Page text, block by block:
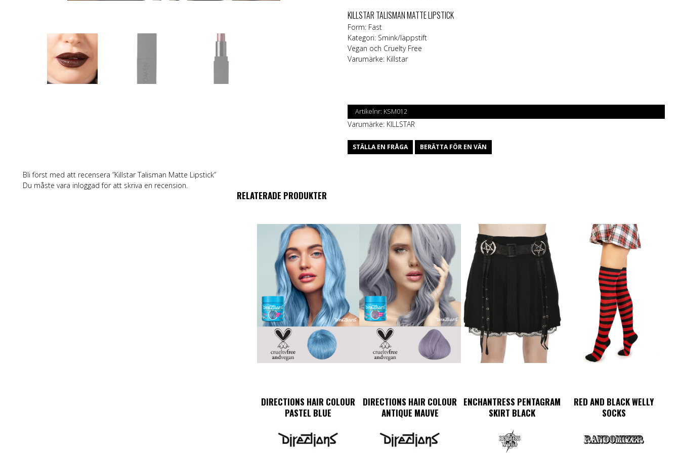
KILLSTAR TALISMAN MATTE LIPSTICK
Form: Fast
Kategori: Smink/läppstift
Vegan och Cruelty Free
Varumärke: Killstar
Artikelnr: KSM012
Varumärke: KILLSTAR
STÄLLA EN FRÅGA BERÄTTA FÖR EN VÄN
Bli först med att recensera ”Killstar Talisman Matte Lipstick”
Du måste vara inloggad för att skriva en recension.
RELATERADE PRODUKTER
DIRECTIONS HAIR COLOUR
PASTEL BLUE
DIRECTIONS HAIR COLOUR
ANTIQUE MAUVE
ENCHANTRESS PENTAGRAM
SKIRT BLACK
RED AND BLACK WELLY
SOCKS